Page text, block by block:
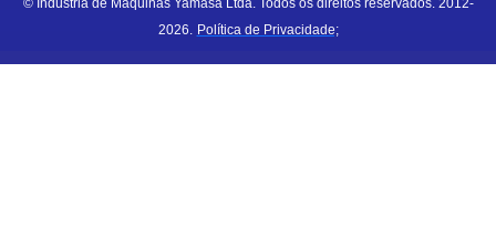
© Indústria de Máquinas Yamasa Ltda. Todos os direitos reservados. 2012-
2026. Política de Privacidade;